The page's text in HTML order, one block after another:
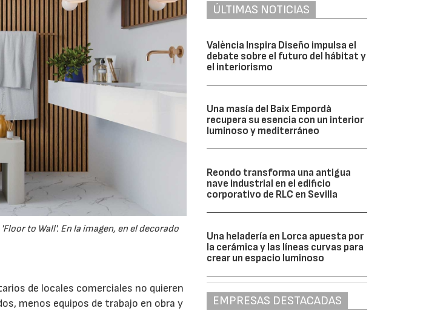
to Wall'. En la imagen, en el decorado
de locales comerciales no quieren
menos equipos de trabajo en obra y
ÚLTIMAS NOTICIAS
València Inspira Diseño impulsa el
debate sobre el futuro del hábitat y
el interiorismo
Una masía del Baix Empordà
recupera su esencia con un interior
luminoso y mediterráneo
Reondo transforma una antigua
nave industrial en el edificio
corporativo de RLC en Sevilla
Una heladería en Lorca apuesta por
la cerámica y las líneas curvas para
crear un espacio luminoso
EMPRESAS DESTACADAS